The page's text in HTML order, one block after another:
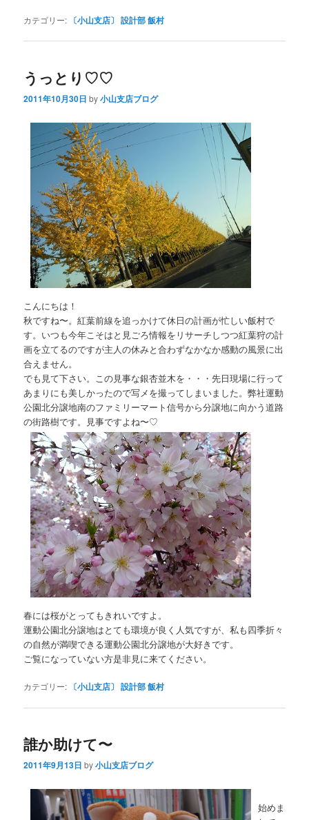
カテゴリー: 〔小山支店〕 設計部 飯村
うっとり♡♡
2011年10月30日 by小山支店ブログ
こんにちは！
秋ですね〜。紅葉前線を追っかけて休日の計画が忙しい飯村で
す。いつも今年こそはと見ごろ情報をリサーチしつつ紅葉狩の計
画を立てるのですが主人の休みと合わずなかなか感動の風景に出
合えません。
でも見て下さい。この見事な銀杏並木を・・・先日現場に行って
あまりにも美しかったので写メを撮ってしまいました。弊社運動
公園北分譲地南のファミリーマート信号から分譲地に向かう道路
の街路樹です。見事ですよね〜♡
春には桜がとってもきれいですよ。
運動公園北分譲地はとても環境が良く人気ですが、私も四季折々
の自然が満喫できる運動公園北分譲地が大好きです。
ご覧になっていない方是非見に来てください。
カテゴリー: 〔小山支店〕 設計部 飯村
誰か助けて〜
2011年9月13日 by小山支店ブログ
始めま